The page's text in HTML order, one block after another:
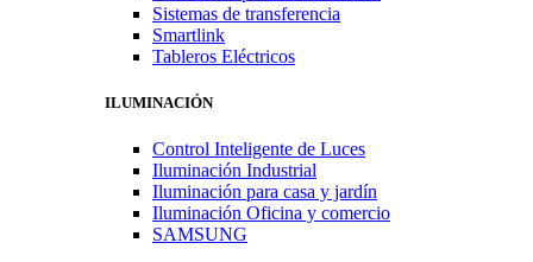
Sistemas de transferencia
Smartlink
Tableros Eléctricos
ILUMINACIÓN
Control Inteligente de Luces
Iluminación Industrial
Iluminación para casa y jardín
Iluminación Oficina y comercio
SAMSUNG